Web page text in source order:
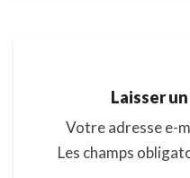
Laisser
Votre adresse e-
Les champs